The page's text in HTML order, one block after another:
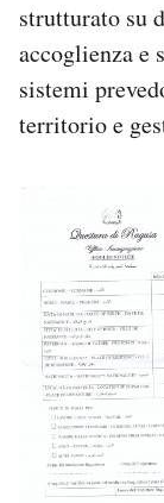
strutturato su
accoglienza e
sistemi
territorio e